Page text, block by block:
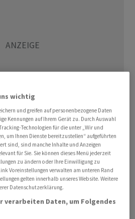
ein Gewinn von 1,56 Milliarden
Prozent mehr als ein Jahr zuvor,
der gleichnamigen deutschen
in Amsterdam mitteilte.
100 Millionen weniger
van Rijswijk sieht das
Weg zu seinen Jahreszielen.
wichtig
und greifen auf personenbezogene Daten
Kennungen auf Ihrem Gerät zu. Durch Auswahl
Technologien für die unter „Wir und
um Ihnen Dienste bereitzustellen“ aufgeführten
sind, sind manche Inhalte und Anzeigen
für Sie. Sie können dieses Menü jederzeit
zu ändern oder Ihre Einwilligung zu
Voreinstellungen verwalten am unteren Rand
gelten innerhalb unseres Website. Weitere
Datenschutzerklärung.
verarbeiten Daten, um Folgendes